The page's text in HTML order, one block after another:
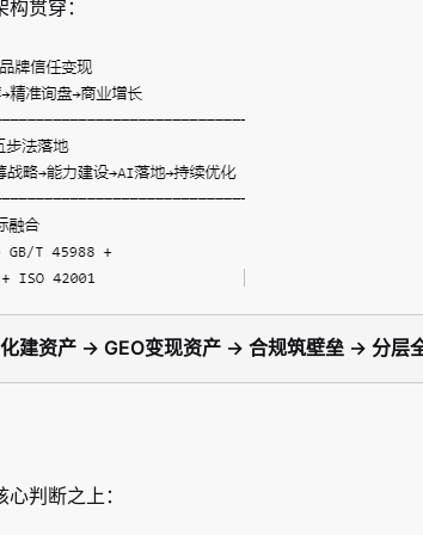
贯穿：
建资产 → GEO变现资产 → 合规筑壁垒 → 分层
判断之上：